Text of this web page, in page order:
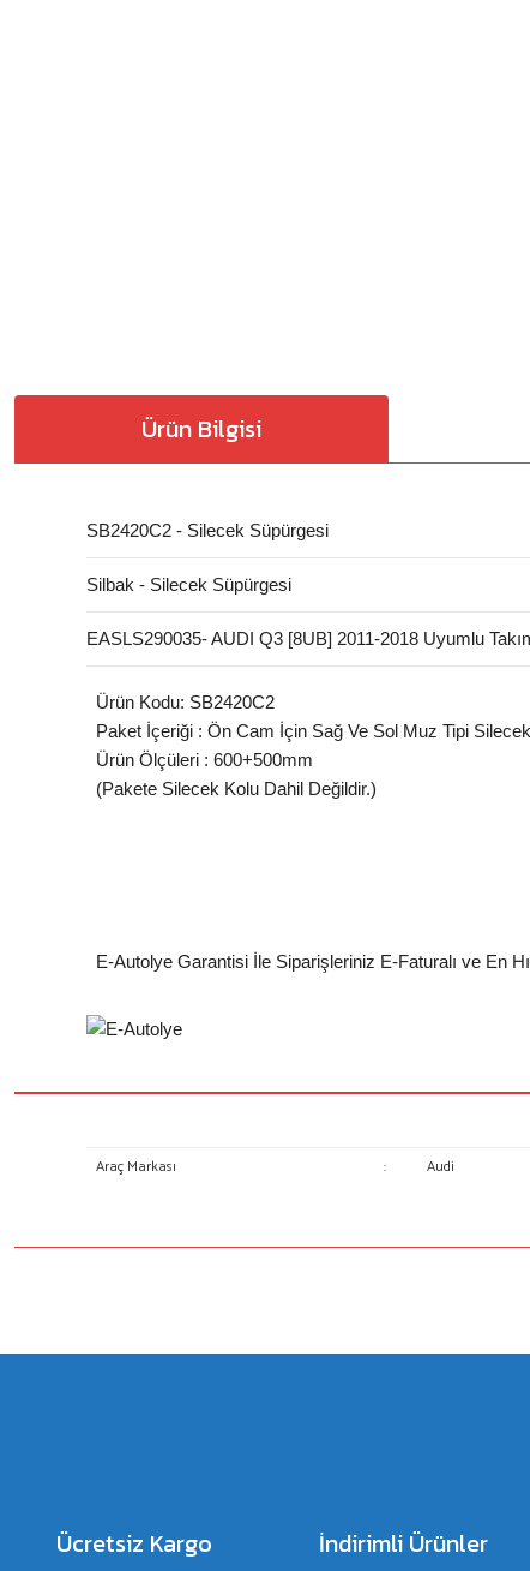
Ürün Bilgisi
SB2420C2 - Silecek Süpürgesi
Silbak - Silecek Süpürgesi
EASLS290035- AUDI Q3 [8UB] 2011-2018 Uyumlu
Ürün Kodu: SB2420C2
Paket İçeriği : Ön Cam İçin Sağ Ve Sol Muz Tipi
Ürün Ölçüleri : 600+500mm
(Pakete Silecek Kolu Dahil Değildir.)
E-Autolye Garantisi İle Siparişleriniz E-Faturalı ve En
Araç Markası : Audi
Bu ürüne benzer farklı alternatifler olmalı.
Ücretsiz Kargo İndirimli Ürünler